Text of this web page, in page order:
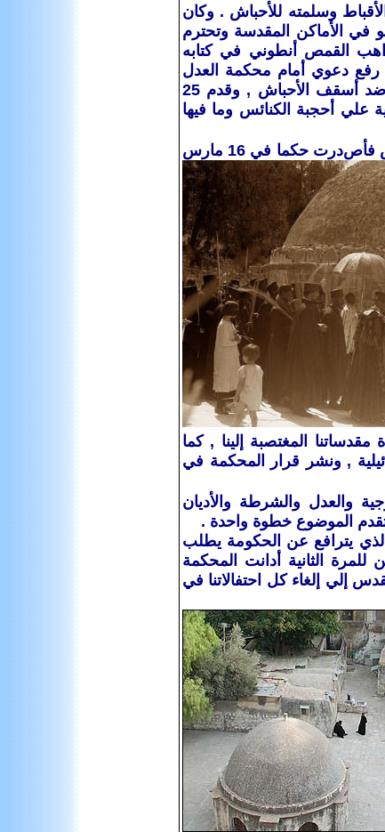
‏يوم 25/4/1970 م بإخراج الرهبان الأقباط وسلمته‏ ‏للأحباش ‏. ‏وكان‏
‏في‏ ‏الأماكن‏ ‏المقدسة‏ ‏وتحترم‏
‏القمص‏ ‏أنطوني‏ ‏في‏ ‏كتابه
‏رفع‏ ‏دعوي‏ ‏أمام‏ ‏محكمة‏ ‏العدل‏
‏علي‏ ‏أحجبة‏ ‏الكنائس‏ ‏وما‏ ‏فيها‏
فأص
درت حكما في 16 مارس
‏المغتصبة‏ ‏إلينا ‏, ‏كما‏
‏وأسقف‏ ‏الأحباش‏ ‏بمبلغ‏ 1500‏ ليرة‏ ‏إسرائيلية ‏, ‏ونشر‏ ‏قرار‏ ‏المحكمة‏ ‏في‏
‏والعدل‏ ‏والشرطة‏ ‏والأديان‏
‏الموضوع‏ ‏خطوة‏ ‏واحدة ‏.‏
‏الذي‏ ‏يترافع‏ ‏عن‏ ‏الحكومة‏ ‏يطلب‏
‏الثانية‏ ‏أدانت‏ ‏المحكمة‏
‏إلي‏ ‏إلغاء‏ ‏كل‏ ‏احتفالاتنا‏ ‏في‏